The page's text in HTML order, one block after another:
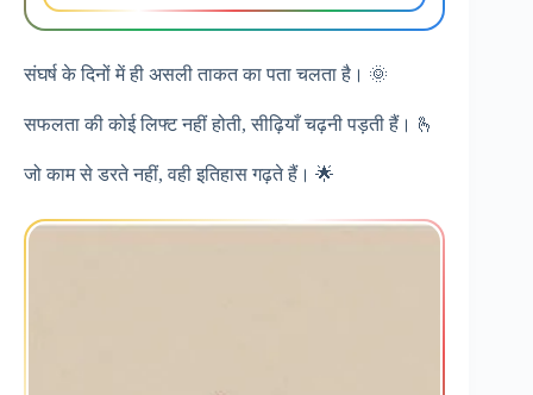
संघर्ष के दिनों में ही असली ताकत का पता चलता है। 🌞
सफलता की कोई लिफ्ट नहीं होती, सीढ़ियाँ चढ़नी पड़ती हैं। 🫰
जो काम से डरते नहीं, वही इतिहास गढ़ते हैं। 🌟